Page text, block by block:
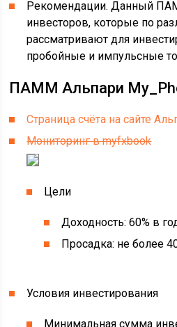
Рекомендации. Данный
инвесторов, которые по
рассматривают для
пробойные и импульсные
ПАММ Альпари
Страница счёта на сайте
Мониторинг в myfxbook
Цели
Доходность: 60% в
Просадка: не более
Условия инвестирования
Минимальная сумма